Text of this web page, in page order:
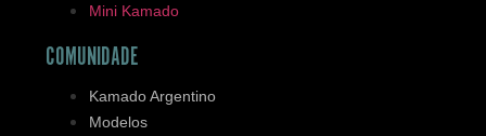
Mini Kamado
COMUNIDADE
Kamado Argentino
Modelos